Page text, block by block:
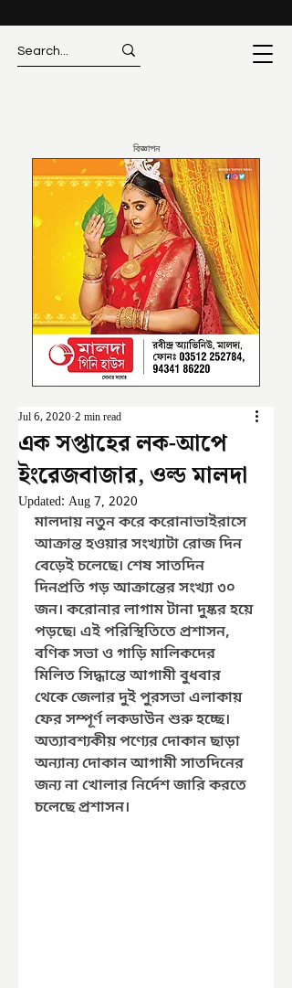
বিজ্ঞাপন
এক সপ্তাহের লক-আপে
ইংরেজবাজার, ওল্ড মালদা
Jul 6, 2020 2 min read
Updated: Aug 7, 2020
মালদায় নতুন করে করোনাভাইরাসে
আক্রান্ত হওয়ার সংখ্যাটা রোজ দিন
বেড়েই চলেছে। শেষ সাতদিন
দিনপ্রতি গড় আক্রান্তের সংখ্যা ৩০
জন। করোনার লাগাম টানা দুষ্কর হয়ে
পড়ছে৷ এই পরিস্থিতিতে প্রশাসন,
বণিক সভা ও গাড়ি মালিকদের
মিলিত সিদ্ধান্তে আগামী বুধবার
থেকে জেলার দুই পুরসভা এলাকায়
ফের সম্পূর্ণ লকডাউন শুরু হচ্ছে।
অত্যাবশ্যকীয় পণ্যের দোকান ছাড়া
অন্যান্য দোকান আগামী সাতদিনের
জন্য না খোলার নির্দেশ জারি করতে
চলেছে প্রশাসন।